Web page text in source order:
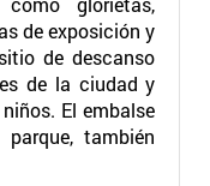
de exposición y
de descanso
de la ciudad y
El embalse
también